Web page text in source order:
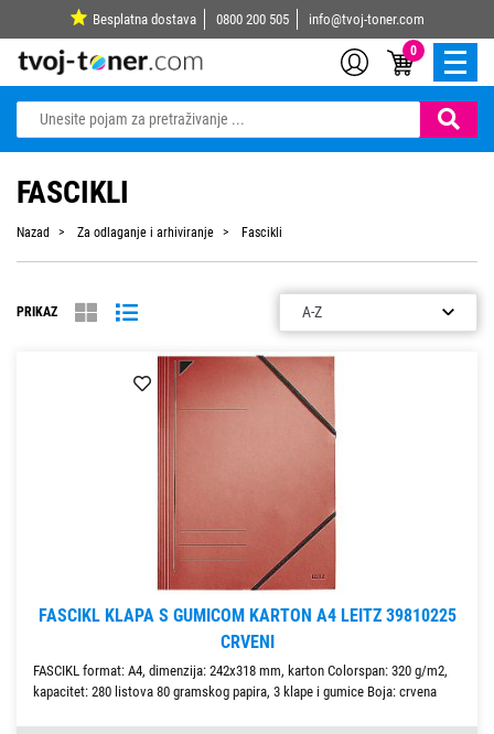
Besplatna dostava 0800 200 505 info@tvoj-toner.com
0
FASCIKLI
Nazad Za odlaganje i arhiviranje Fascikli
PRIKAZ
FASCIKL KLAPA S GUMICOM KARTON A4 LEITZ 39810225
CRVENI
FASCIKL format: A4, dimenzija: 242x318 mm, karton Colorspan: 320 g/m2,
kapacitet: 280 listova 80 gramskog papira, 3 klape i gumice Boja: crvena